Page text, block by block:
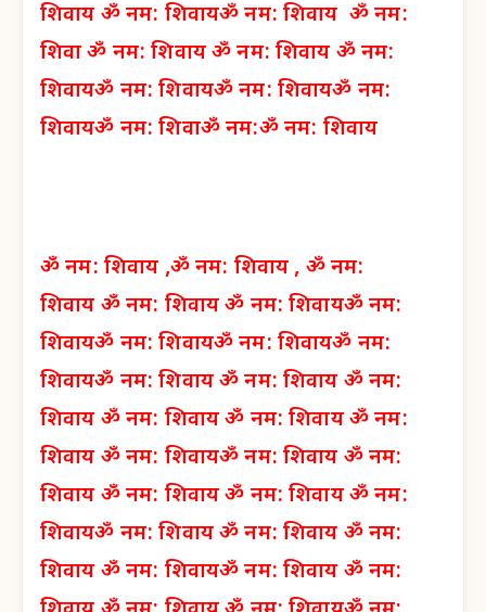
शिवाय ॐ नम: शिवायॐ नम: शिवाय ॐ नम:
शिवा ॐ नम: शिवायॐ नम: शिवाय ॐ नम:
शिवायॐ नम: शिवायॐ नम: शिवायॐ नम:
शिवायॐ नम: शिवाॐ नम:ॐ नम: शिवाय
ॐ नम: शिवाय ,ॐ नम: शिवाय , ॐ नम:
शिवाय ॐ नम: शिवाय ॐ नम: शिवायॐ नम:
शिवायॐ नम: शिवायॐ नम: शिवायॐ नम:
शिवायॐ नम: शिवायॐ नम: शिवाय ॐ नम:
शिवाय ॐ नम: शिवाय ॐ नम: शिवायॐ नम:
शिवाय ॐ नम: शिवायॐ नम: शिवाय ॐ नम:
शिवाय ॐ नम: शिवाय ॐ नम: शिवायॐ नम:
शिवायॐ नम: शिवायॐ नम: शिवाय ॐ नम:
शिवाय ॐ नम: शिवायॐ नम: शिवाय ॐ नम: